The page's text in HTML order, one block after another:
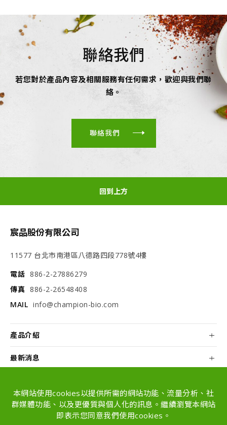
本網站使用cookies以提供所需的網站功能、流量分析、社
群媒體功能、以及更優質與個人化的訊息。繼續瀏覽本網站
即表示您同意我們使用cookies。
聯絡我們
若您對於產品內容及相關服務有任何需求，歡迎與我們聯
絡。
聯絡我們
回到上方
宸品股份有限公司
11577 台北市南港區八德路四段778號4樓
電話 886-2-27886279
傳真 886-2-26548408
MAIL info@champion-bio.com
產品介紹
最新消息
配方和代工